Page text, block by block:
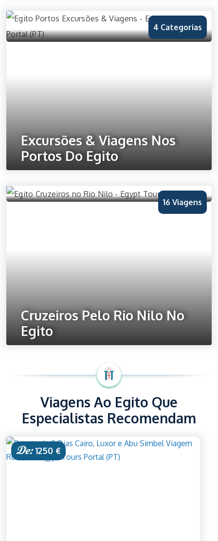
4 Categorias
Excursões & Viagens Nos
Portos Do Egito
16 Viagens
Cruzeiros Pelo Rio Nilo No
Egito
Viagens Ao Egito Que
Especialistas Recomendam
De:1250 €